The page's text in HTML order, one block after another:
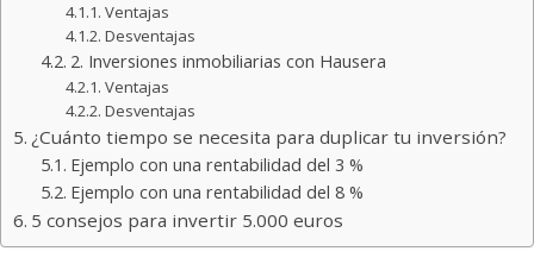
Ventajas
Desventajas
2. Inversiones inmobiliarias con Hausera
Ventajas
Desventajas
¿Cuánto tiempo se necesita para duplicar tu inversión?
Ejemplo con una rentabilidad del 3 %
Ejemplo con una rentabilidad del 8 %
5 consejos para invertir 5.000 euros